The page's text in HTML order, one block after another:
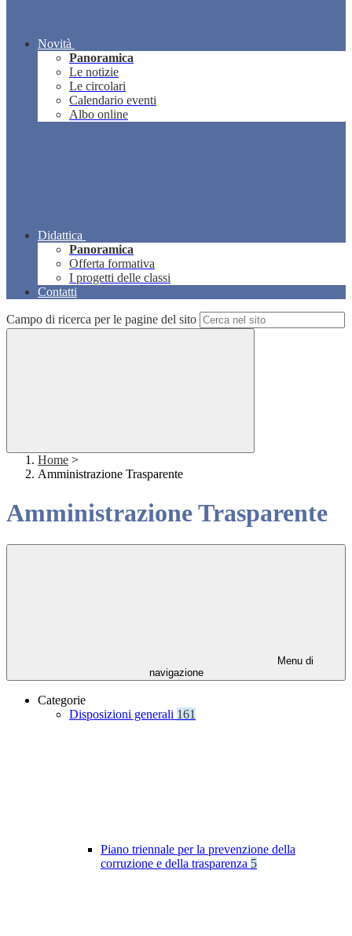
Novità
Panoramica
Le notizie
Le circolari
Calendario eventi
Albo online
Didattica
Panoramica
Offerta formativa
I progetti delle classi
Contatti
Campo di ricerca per le pagine del sito
Home >
Amministrazione Trasparente
Amministrazione Trasparente
Menu di
navigazione
Categorie
Disposizioni generali 161
Piano triennale per la prevenzione della
corruzione e della trasparenza 5